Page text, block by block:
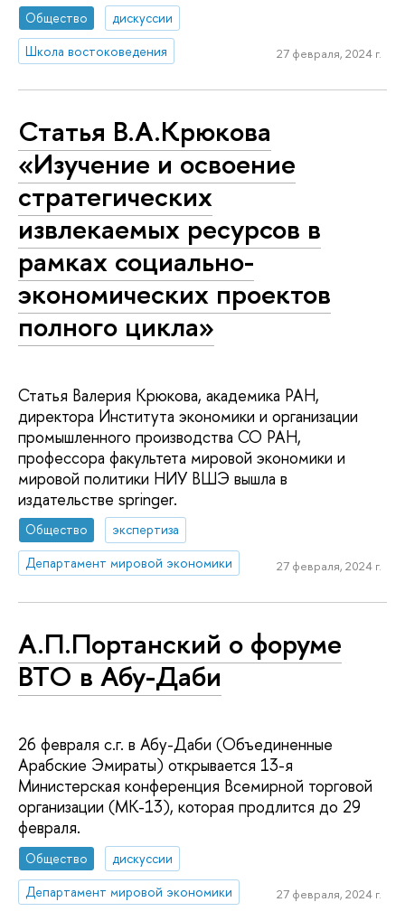
Общество
дискуссии
Школа востоковедения
27 февраля, 2024 г.
Статья В.А.Крюкова
«Изучение и освоение
стратегических
извлекаемых ресурсов в
рамках социально-
экономических проектов
полного цикла»
Статья Валерия Крюкова, академика РАН,
директора Института экономики и организации
промышленного производства СО РАН,
профессора факультета мировой экономики и
мировой политики НИУ ВШЭ вышла в
издательстве springer.
Общество
экспертиза
Департамент мировой экономики
27 февраля, 2024 г.
А.П.Портанский о форуме
ВТО в Абу-Даби
26 февраля с.г. в Абу-Даби (Объединенные
Арабские Эмираты) открывается 13-я
Министерская конференция Всемирной торговой
организации (МК-13), которая продлится до 29
февраля.
Общество
дискуссии
Департамент мировой экономики
27 февраля, 2024 г.